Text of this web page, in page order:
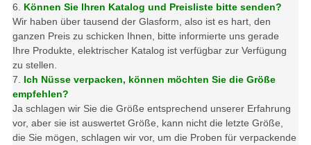
6. Können Sie Ihren Katalog und Preisliste bitte senden?
Wir haben über tausend der Glasform, also ist es hart, den
ganzen Preis zu schicken Ihnen, bitte informierte uns gerade
Ihre Produkte, elektrischer Katalog ist verfügbar zur Verfügung
zu stellen.
7. Ich Nüsse verpacken, können möchten Sie die Größe
empfehlen?
Ja schlagen wir Sie die Größe entsprechend unserer Erfahrung
vor, aber sie ist auswertet Größe, kann nicht die letzte Größe,
die Sie mögen, schlagen wir vor, um die Proben für verpackende